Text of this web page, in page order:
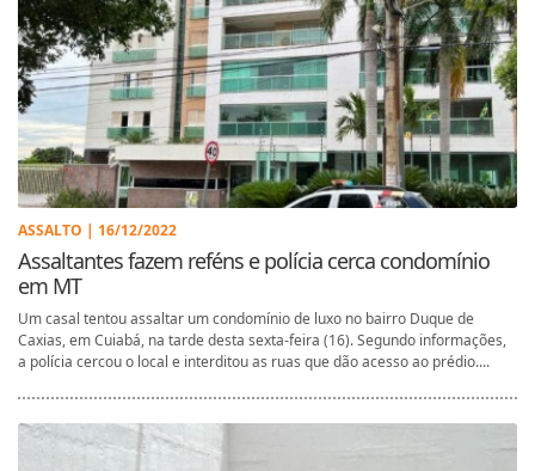
ASSALTO | 16/12/2022
Assaltantes fazem reféns e polícia cerca condomínio
em MT
Um casal tentou assaltar um condomínio de luxo no bairro Duque de
Caxias, em Cuiabá, na tarde desta sexta-feira (16). Segundo informações,
a polícia cercou o local e interditou as ruas que dão acesso ao prédio....